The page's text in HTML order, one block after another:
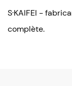
S·KAIFEI -
complète.